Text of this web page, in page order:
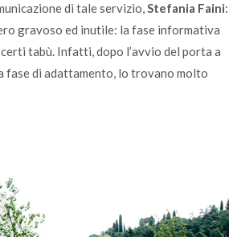
di tale servizio,Stefania Faini:
gravoso ed inutile: la fase informativa
tabù. Infatti, dopo l’avvio del porta a
fase di adattamento, lo trovano molto